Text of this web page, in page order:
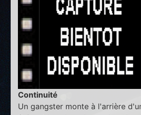
Continuité
Un gangster monte à l'arrière